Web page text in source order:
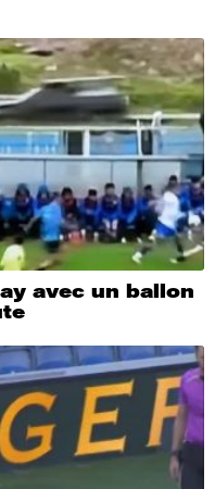
avec un ballon